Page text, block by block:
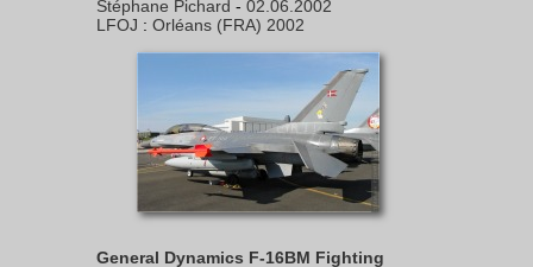
Stéphane Pichard - 02.06.2002
LFOJ : Orléans (FRA) 2002
General Dynamics F-16BM Fighting